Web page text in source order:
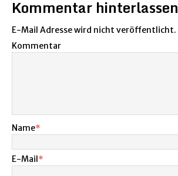
Kommentar hinterlassen
E-Mail Adresse wird nicht veröffentlicht.
Kommentar
Name*
E-Mail*